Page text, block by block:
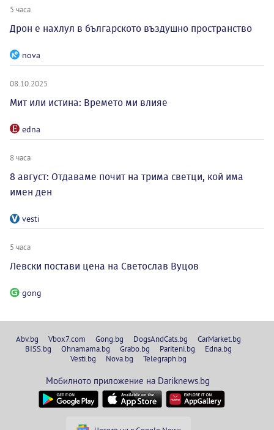
5 часа
Дрон е нахлул в българското въздушно пространство
nova
08.10.2025
Мит или истина: Времето ми влияе
edna
8 часа
8 август: Отдаваме почит на трима светци, кой има
имен ден
vesti
5 часа
Левски постави цена на Светослав Вуцов
gong
Abv.bg Vbox7.com Gong.bg DogsAndCats.bg
CarMarket.bg
BISS.bg
Ohnamama.bg Grabo.bg Pariteni.bg
Edna.bg
Vesti.bg
Nova.bg Telegraph.bg
Мобилното приложение на Dariknews.bg